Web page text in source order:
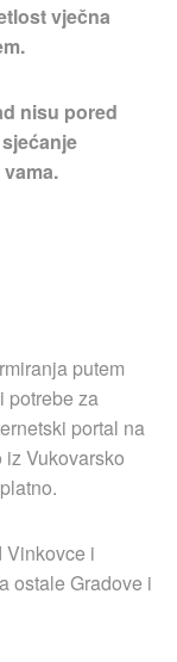
vječna
nisu pored
putem
potrebe za
portal na
Vukovarsko
Vinkovce i
ostale Gradove i